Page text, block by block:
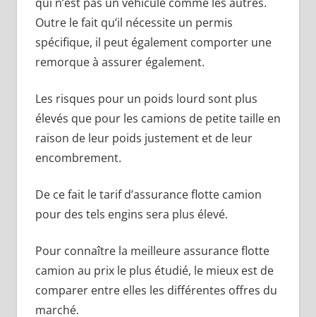
qui n’est pas un véhicule comme les autres.
Outre le fait qu’il nécessite un permis
spécifique, il peut également comporter une
remorque à assurer également.
Les risques pour un poids lourd sont plus
élevés que pour les camions de petite taille en
raison de leur poids justement et de leur
encombrement.
De ce fait le tarif d’assurance flotte camion
pour des tels engins sera plus élevé.
Pour connaître la meilleure assurance flotte
camion au prix le plus étudié, le mieux est de
comparer entre elles les différentes offres du
marché.